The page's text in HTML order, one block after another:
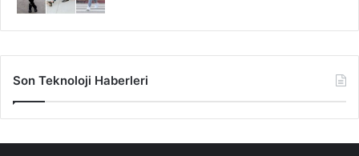
Son Teknoloji Haberleri